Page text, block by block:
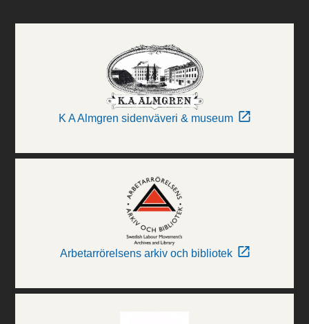
K A Almgren sidenväveri & museum
Arbetarrörelsens arkiv och bibliotek